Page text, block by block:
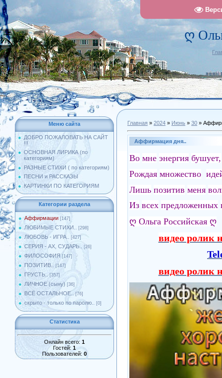
ღ
Меню сайта
ДОБРО ПОЖАЛОВАТЬ НА САЙТ
!!!
ОСНОВНАЯ ЛИРИКА (по
категориям)
РАЗНЫЕ СТИХИ ( по категориям)
ПЕСНИ и РАССКАЗЫ
КАРТИНКИ ПО КАТЕГОРИЯМ
Категории раздела
Аффирмации [147]
ЛЮБИМЫЕ СТИХИ.. [298]
ЛЮБОВЬ - ИГРА.. [427]
СЕРИЯ - АХ, СУДАРЬ.. [26]
ФИЛОСОФИЯ [147]
ПОЗИТИВ.. [147]
ГРУСТЬ.. [357]
ЛИЧНОЕ (сыну) [36]
ВСЁ ОСТАЛЬНОЕ.. [76]
скрыто - только по паролю.. [0]
Статистика
Онлайн всего: 1
Гостей: 1
Пользователей: 0
Главная » 2024 » Июнь » 30 »
Аффирмация дня..
Во мне энергия бушует,
Рождая множество
Лишь позитив меня
Из всех предложенных
ღ Ольга Российская ღ
видео ролик
видео ролик